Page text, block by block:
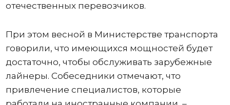
отечественных перевозчиков.
При этом весной в Министерстве транспорта
говорили, что имеющихся мощностей будет
достаточно, чтобы обслуживать зарубежные
лайнеры. Собеседники отмечают, что
привлечение специалистов, которые